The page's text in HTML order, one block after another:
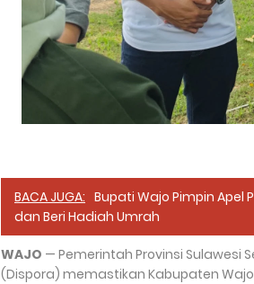
BACA JUGA: Bupati Wajo Pimpin Apel
dan Beri Hadiah Umrah
WAJO — Pemerintah Provinsi Sulawesi
(Dispora) memastikan Kabupaten